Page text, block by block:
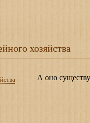
хозяйства
А оно